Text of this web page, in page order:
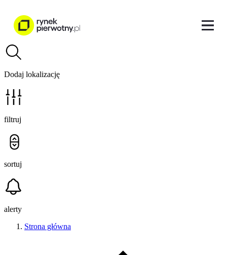
Dodaj lokalizację
filtruj
sortuj
alerty
Strona główna